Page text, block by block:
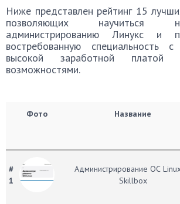
Ниже представлен рейтинг 15
позволяющих научиться
администрированию Линукс и
востребованную специальность с
высокой заработной платой
возможностями.
Фото Название
#
1
Администрирование ОС
Skillbox